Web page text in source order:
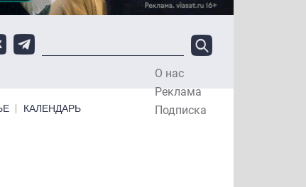
О нас
Реклама
Подписка
КАЛЕНДАРЬ